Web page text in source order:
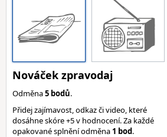
Nováček zpravodaj
Odměna5 bodů.
Přidej zajímavost, odkaz či video, které
dosáhne skóre +5 v hodnocení. Za každé
opakované splnění odměna 1 bod.